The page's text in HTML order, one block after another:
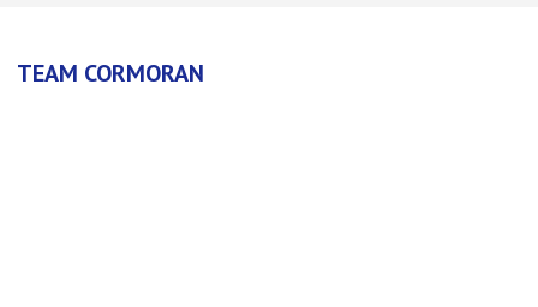
TEAM CORMORAN